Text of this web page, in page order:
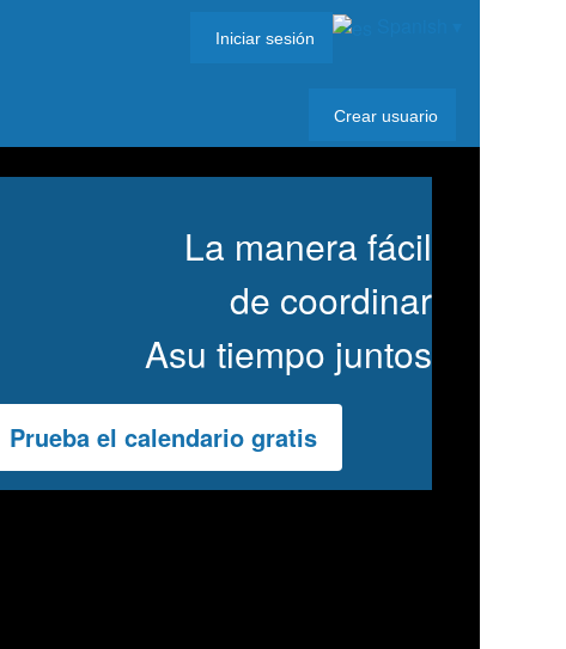
Iniciar sesión
Crear usuario
La manera fácil
de coordinar
Asu tiempo juntos
Prueba el calendario gratis